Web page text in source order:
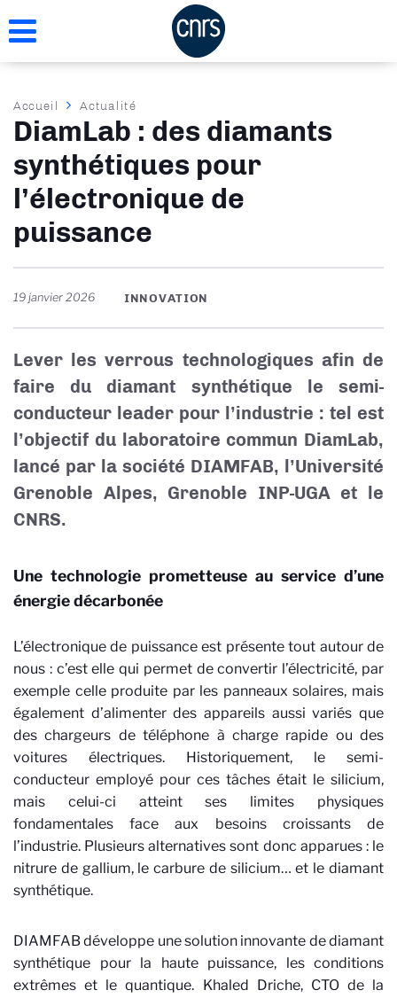
au
Fil
d'Ariane
Accueil Actualité
DiamLab : des diamants
synthétiques pour
l’électronique de
puissance
19 janvier 2026 INNOVATION
Lever les verrous technologiques afin de
faire du diamant synthétique le semi-
conducteur leader pour l’industrie : tel est
l’objectif du laboratoire commun DiamLab,
lancé par la société DIAMFAB, l’Université
Grenoble Alpes, Grenoble INP-UGA et le
CNRS.
Une technologie prometteuse au service d’une
énergie décarbonée
L’électronique de puissance est présente tout autour de
nous : c’est elle qui permet de convertir l’électricité, par
exemple celle produite par les panneaux solaires, mais
également d’alimenter des appareils aussi variés que
des chargeurs de téléphone à charge rapide ou des
voitures électriques. Historiquement, le semi-
conducteur employé pour ces tâches était le silicium,
mais celui-ci atteint ses limites physiques
fondamentales face aux besoins croissants de
l’industrie. Plusieurs alternatives sont donc apparues : le
nitrure de gallium, le carbure de silicium… et le diamant
synthétique.
DIAMFAB développe une solution innovante de diamant
synthétique pour la haute puissance, les conditions
extrêmes et le quantique. Khaled Driche, CTO de la